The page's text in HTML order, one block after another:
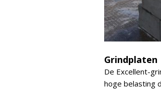
Grindplaten
De Excellent-
hoge belasting